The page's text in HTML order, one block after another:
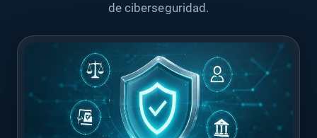
de ciberseguridad.